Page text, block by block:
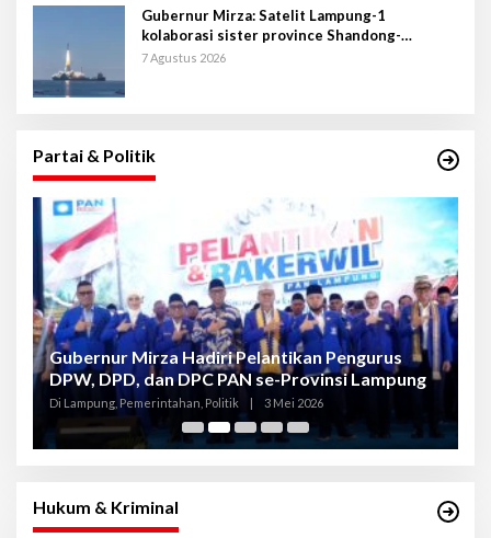
Gubernur Mirza: Satelit Lampung-1
kolaborasi sister province Shandong-
Lampung
7 Agustus 2026
Partai & Politik
Gubernur Mirza Hadiri Pelantikan Pengurus
DPW, DPD, dan DPC PAN se-Provinsi Lampung
Di Lampung, Pemerintahan, Politik 3 Mei 2026
Hukum & Kriminal